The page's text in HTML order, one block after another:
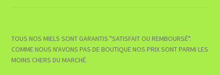
TOUS NOS MIELS SONT GARANTIS "SATISFAIT OU REMBOURSÉ".
COMME NOUS N'AVONS PAS DE BOUTIQUE NOS PRIX SONT PARMI LES
MOINS CHERS DU MARCHÉ.